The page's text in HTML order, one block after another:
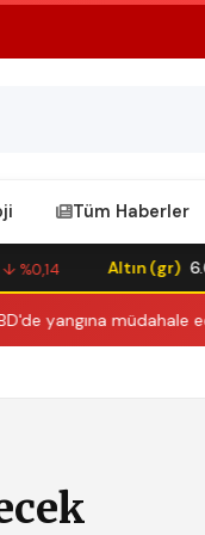
Tüm Haberler
Altın (gr)
yangına müdahale eden